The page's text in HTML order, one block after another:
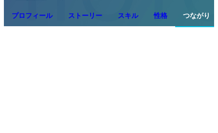
プロフィール ストーリー スキル 性格 つながり